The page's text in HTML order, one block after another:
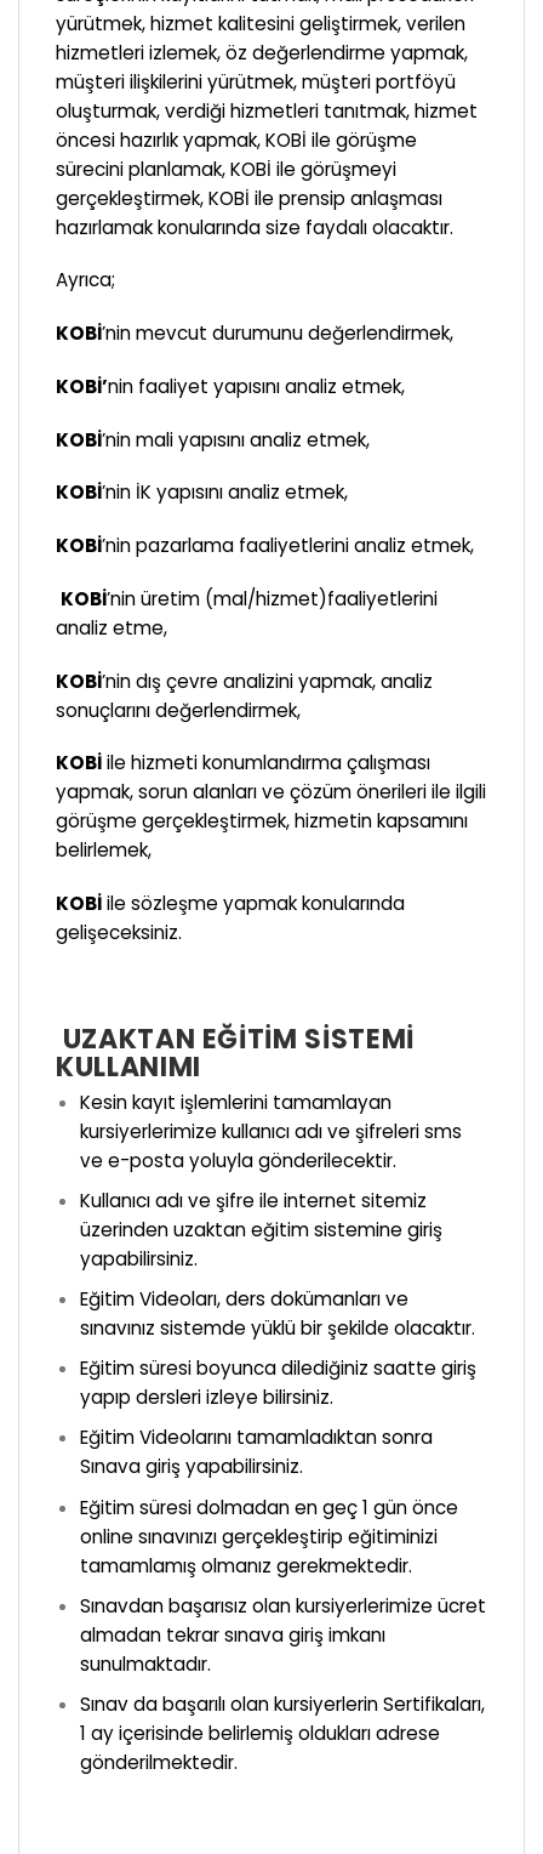
yürütmek, hizmet kalitesini geliştirmek, verilen
hizmetleri izlemek, öz değerlendirme yapmak,
müşteri ilişkilerini yürütmek, müşteri portföyü
oluşturmak, verdiği hizmetleri tanıtmak, hizmet
öncesi hazırlık yapmak, KOBİ ile görüşme
sürecini planlamak, KOBİ ile görüşmeyi
gerçekleştirmek, KOBİ ile prensip anlaşması
hazırlamak konularında size faydalı olacaktır.
Ayrıca;
KOBİ’nin mevcut durumunu değerlendirmek,
KOBİ’nin faaliyet yapısını analiz etmek,
KOBİ’nin mali yapısını analiz etmek,
KOBİ’nin İK yapısını analiz etmek,
KOBİ’nin pazarlama faaliyetlerini analiz etmek,
KOBİ’nin üretim (mal/hizmet)faaliyetlerini
analiz etme,
KOBİ’nin dış çevre analizini yapmak, analiz
sonuçlarını değerlendirmek,
KOBİile hizmeti konumlandırma çalışması
yapmak, sorun alanları ve çözüm önerileri ile ilgili
görüşme gerçekleştirmek, hizmetin kapsamını
belirlemek,
KOBİile sözleşme yapmak konularında
gelişeceksiniz.
UZAKTAN EĞITIM SISTEMI
KULLANIMI
Kesin kayıt işlemlerini tamamlayan
kursiyerlerimize kullanıcı adı ve şifreleri sms
ve e-posta yoluyla gönderilecektir.
Kullanıcı adı ve şifre ile internet sitemiz
üzerinden uzaktan eğitim sistemine giriş
yapabilirsiniz.
Eğitim Videoları, ders dokümanları ve
sınavınız sistemde yüklü bir şekilde olacaktır.
Eğitim süresi boyunca dilediğiniz saatte giriş
yapıp dersleri izleye bilirsiniz.
Eğitim Videolarını tamamladıktan sonra
Sınava giriş yapabilirsiniz.
Eğitim süresi dolmadan en geç 1 gün önce
online sınavınızı gerçekleştirip eğitiminizi
tamamlamış olmanız gerekmektedir.
Sınavdan başarısız olan kursiyerlerimize ücret
almadan tekrar sınava giriş imkanı
sunulmaktadır.
Sınav da başarılı olan kursiyerlerin Sertifikaları,
1 ay içerisinde belirlemiş oldukları adrese
gönderilmektedir.